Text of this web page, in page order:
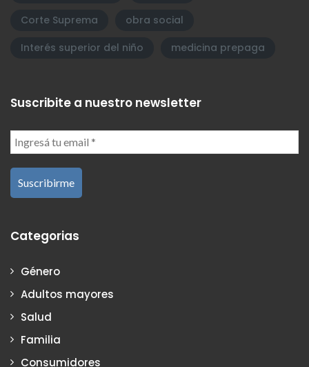
Corte Suprema
obra social
Interés superior del niño
medicina prepaga
Suscribite a nuestro newsletter
Categorias
Género
Adultos mayores
Salud
Familia
Consumidores